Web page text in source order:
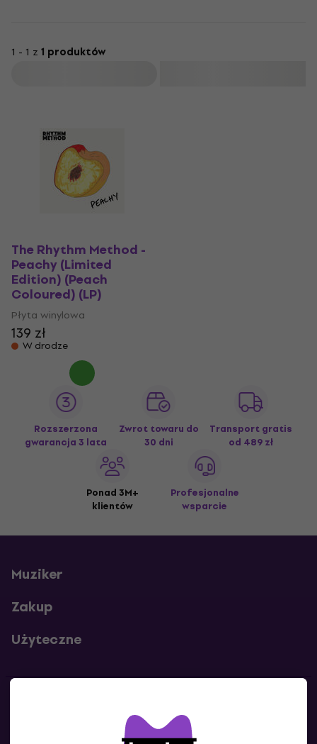
1 - 1 z 1 produktów
The Rhythm Method -
Peachy (Limited
Edition) (Peach
Coloured) (LP)
Płyta winylowa
139 zł
W drodze
Rozszerzona
gwarancja 3 lata
Zwrot towaru do
30 dni
Transport gratis
od 489 zł
Ponad 3M+
klientów
Profesjonalne
wsparcie
Muziker
Zakup
Użyteczne
Skontaktuj się z nami